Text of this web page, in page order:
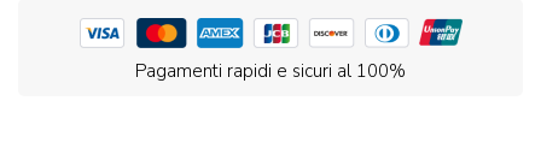
Pagamenti rapidi e sicuri al 100%